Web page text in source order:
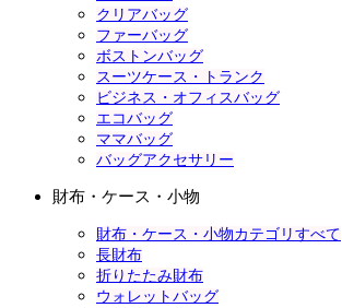
クリアバッグ
ファーバッグ
ボストンバッグ
スーツケース・トランク
ビジネス・オフィスバッグ
エコバッグ
ママバッグ
バッグアクセサリー
財布・ケース・小物
財布・ケース・小物カテゴリすべて
長財布
折りたたみ財布
ウォレットバッグ